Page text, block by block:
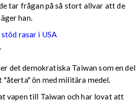
tar frågan på så stort allvar att de
han.
rasar i USA
det demokratiska Taiwan som en del
"återta" ön med militära medel.
vapen till Taiwan och har lovat att